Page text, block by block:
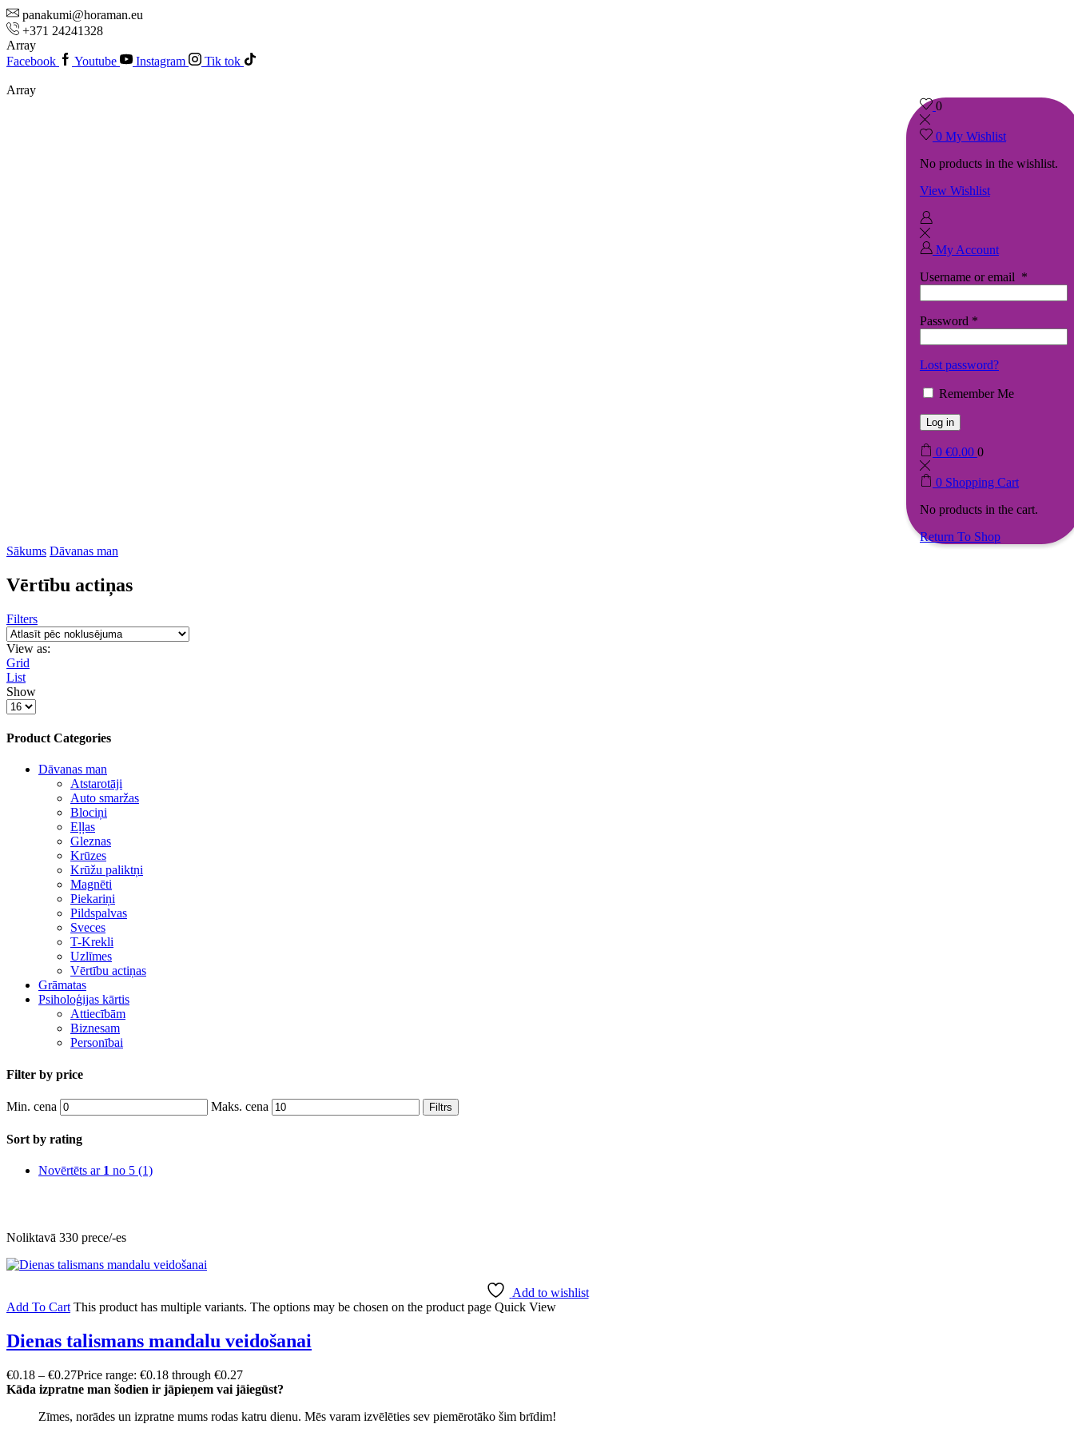
panakumi@horaman.eu
+371 24241328
Array
Facebook
Youtube Instagram Tik tok
Array
0
0 My Wishlist
No products in the wishlist.
View Wishlist
My Account
Username or email *
Password *
Lost password?
Remember Me
Log in
0 €0.00 0
0 Shopping Cart
No products in the cart.
Return To Shop
Sākums Dāvanas man
Vērtību actiņas
Filters
View as:
Grid
List
Show
Product Categories
Dāvanas man
Atstarotāji
Auto smaržas
Blociņi
Eļļas
Gleznas
Krūzes
Krūžu paliktņi
Magnēti
Piekariņi
Pildspalvas
Sveces
T-Krekli
Uzlīmes
Vērtību actiņas
Grāmatas
Psiholoģijas kārtis
Attiecībām
Biznesam
Personībai
Filter by price
Min. cena Maks. cena Filtrs
Sort by rating
Novērtēts ar 1 no 5 (1)
Noliktavā 330 prece/-es
Add to wishlist
Add To Cart This product has multiple variants. The options may be chosen on the product page Quick View
Dienas talismans mandalu veidošanai
€0.18 – €0.27Price range: €0.18 through €0.27
Kāda izpratne man šodien ir jāpieņem vai jāiegūst?
Zīmes, norādes un izpratne mums rodas katru dienu. Mēs varam izvēlēties sev piemērotāko šim brīdim!